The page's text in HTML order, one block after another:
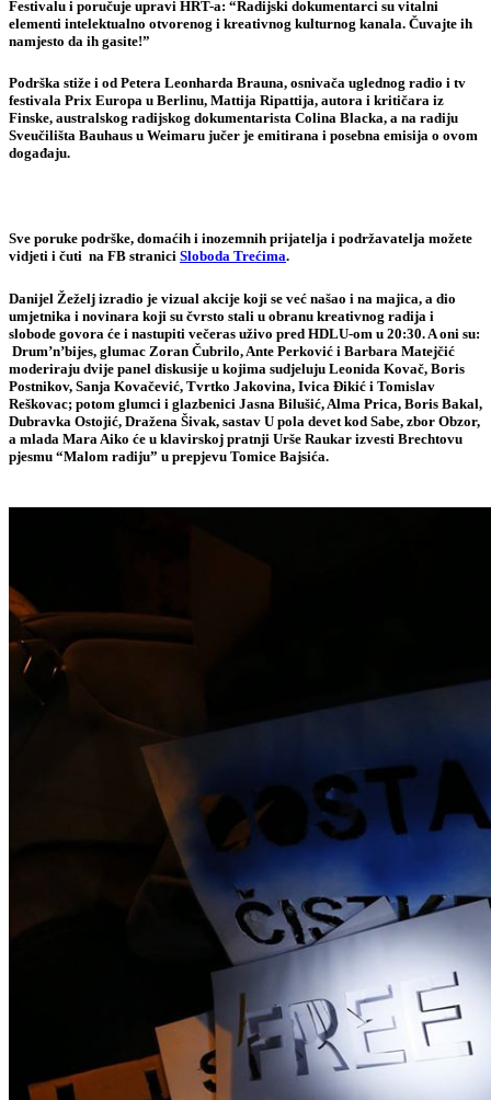
Festivalu i poručuje upravi HRT-a: “Radijski dokumentarci su vitalni
elementi intelektualno otvorenog i kreativnog kulturnog kanala. Čuvajte ih
namjesto da ih gasite!”
Podrška stiže i od Petera Leonharda Brauna, osnivača uglednog radio i tv
festivala Prix Europa u Berlinu, Mattija Ripattija, autora i kritičara iz
Finske, australskog radijskog dokumentarista Colina Blacka, a na radiju
Sveučilišta Bauhaus u Weimaru jučer je emitirana i posebna emisija o ovom
događaju.
Sve poruke podrške, domaćih i inozemnih prijatelja i podržavatelja možete
vidjeti i čuti na FB stranici Sloboda Trećima.
Danijel Žeželj izradio je vizual akcije koji se već našao i na majica, a dio
umjetnika i novinara koji su čvrsto stali u obranu kreativnog radija i
slobode govora će i nastupiti večeras uživo pred HDLU-om u 20:30. A oni su:
Drum’n’bijes, glumac Zoran Čubrilo, Ante Perković i Barbara Matejčić
moderiraju dvije panel diskusije u kojima sudjeluju Leonida Kovač, Boris
Postnikov, Sanja Kovačević, Tvrtko Jakovina, Ivica Đikić i Tomislav
Reškovac; potom glumci i glazbenici Jasna Bilušić, Alma Prica, Boris Bakal,
Dubravka Ostojić, Dražena Šivak, sastav U pola devet kod Sabe, zbor Obzor,
a mlada Mara Aiko će u klavirskoj pratnji Urše Raukar izvesti Brechtovu
pjesmu “Malom radiju” u prepjevu Tomice Bajsića.